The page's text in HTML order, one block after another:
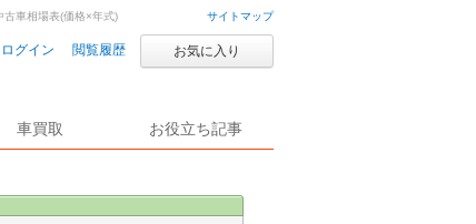
サイトマップ
ログイン 閲覧履歴 お気に入り
車買取 お役立ち記事
車相場表(価格×年式)